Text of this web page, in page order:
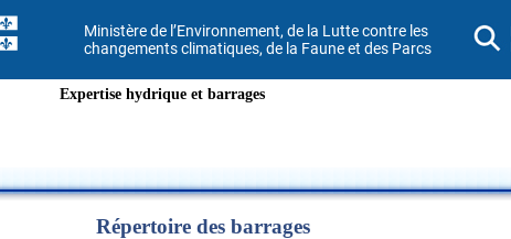
Ministère de l’Environnement, de la Lutte contre les
changements climatiques, de la Faune et des Parcs
Expertise hydrique et barrages
Répertoire des barrages